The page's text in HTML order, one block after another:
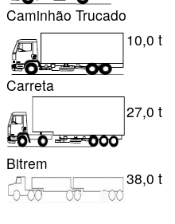
Caminhão Trucado
10,0 t
Carreta
27,0 t
Bitrem
38,0 t